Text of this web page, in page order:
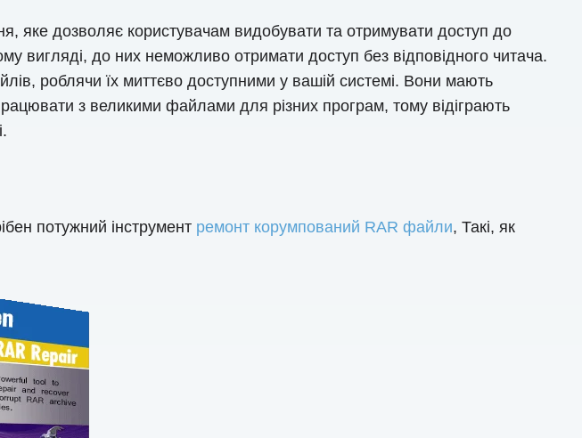
яке дозволяє користувачам видобувати та отримувати доступ до
вигляді, до них неможливо отримати доступ без відповідного читача.
роблячи їх миттєво доступними у вашій системі. Вони мають
з великими файлами для різних програм, тому відіграють
потужний інструмент ремонт корумпований RAR файли, Такі, як